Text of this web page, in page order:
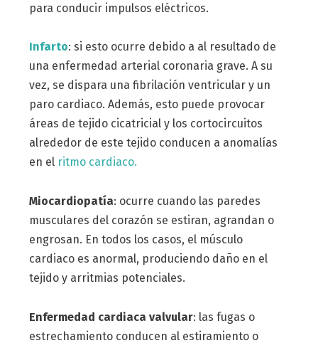
para conducir impulsos eléctricos.
Infarto: si esto ocurre debido a al resultado de
una enfermedad arterial coronaria grave. A su
vez, se dispara una fibrilación ventricular y un
paro cardiaco. Además, esto puede provocar
áreas de tejido cicatricial y los cortocircuitos
alrededor de este tejido conducen a anomalías
en el ritmo cardiaco.
Miocardiopatía: ocurre cuando las paredes
musculares del corazón se estiran, agrandan o
engrosan. En todos los casos, el músculo
cardiaco es anormal, produciendo daño en el
tejido y arritmias potenciales.
Enfermedad cardiaca valvular: las fugas o
estrechamiento conducen al estiramiento o